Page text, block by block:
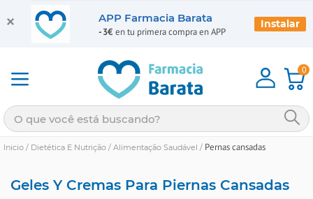
0
Inicio / Dietética E Nutrição / Alimentação Saudável / Pernas cansadas
Geles Y Cremas Para Piernas Cansadas
APP Farmacia Barata
-3€ en tu primera compra en APP
Instalar